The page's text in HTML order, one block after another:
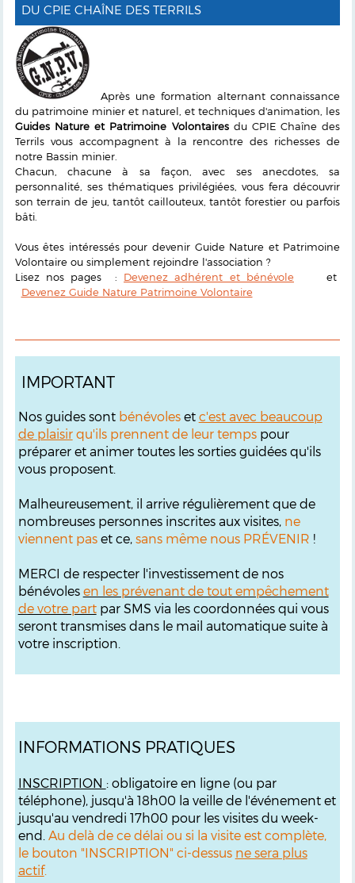
DU CPIE CHAÎNE DES TERRILS
Après une formation alternant connaissance
du patrimoine minier et naturel, et techniques d'animation, les
Guides Nature et Patrimoine Volontairesdu CPIE Chaîne des
Terrils vous accompagnent à la rencontre des richesses de
notre Bassin minier.
Chacun, chacune à sa façon, avec ses anecdotes, sa
personnalité, ses thématiques privilégiées, vous fera découvrir
son terrain de jeu, tantôt caillouteux, tantôt forestier ou parfois
bâti.
Vous êtes intéressés pour devenir Guide Nature et Patrimoine
Volontaire ou simplement rejoindre l'association ?
Lisez nos pages : Devenez adhérent et bénévole et
Devenez Guide Nature Patrimoine Volontaire
IMPORTANT
Nos guides sont bénévoleset c'est avec beaucoup
de plaisirqu'ils prennent de leur tempspour
préparer et animer toutes les sorties guidées qu'ils
vous proposent.
Malheureusement, il arrive régulièrement que de
nombreuses personnes inscrites aux visites, ne
viennent paset ce, sans même nous PRÉVENIR !
MERCI de respecter l'investissement de nos
bénévoles en les prévenant de tout empêchement
de votre partpar SMS via les coordonnées qui vous
seront transmises dans le mail automatique suite à
votre inscription.
INFORMATIONS PRATIQUES
INSCRIPTION : obligatoire en ligne (ou par
téléphone), jusqu'à 18h00 la veille de l'événement et
jusqu'au vendredi 17h00 pour les visites du week-
end. Au delà de ce délai ou si la visite est complète,
le bouton "INSCRIPTION" ci-dessus ne sera plus
actif.